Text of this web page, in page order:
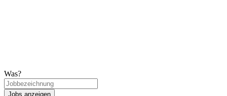
Was?
Jobs anzeigen